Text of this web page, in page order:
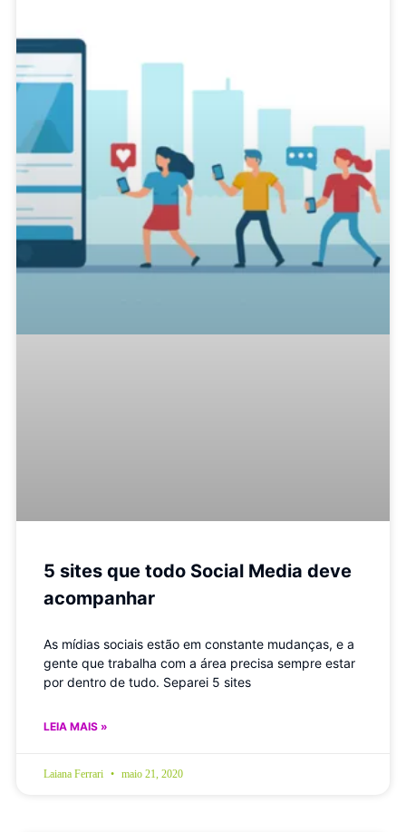
5 sites que todo Social Media deve
acompanhar
As mídias sociais estão em constante mudanças, e a
gente que trabalha com a área precisa sempre estar
por dentro de tudo. Separei 5 sites
LEIA MAIS »
Laiana Ferrari maio 21, 2020